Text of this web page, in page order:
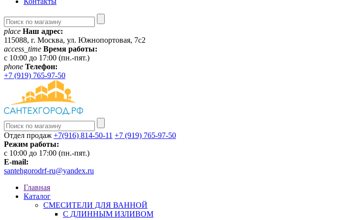
place Наш адрес:
115088, г. Москва, ул. Южнопортовая, 7с2
access_time Время работы:
c 10:00 до 17:00 (пн.-пят.)
phone Телефон:
+7 (919) 765-97-50
Отдел продаж +7(916) 814-50-11 +7 (919) 765-97-50
Режим работы:
c 10:00 до 17:00 (пн.-пят.)
E-mail:
santehgorodrf-ru@yandex.ru
Главная
Каталог
СМЕСИТЕЛИ ДЛЯ ВАННОЙ
С ДЛИННЫМ ИЗЛИВОМ